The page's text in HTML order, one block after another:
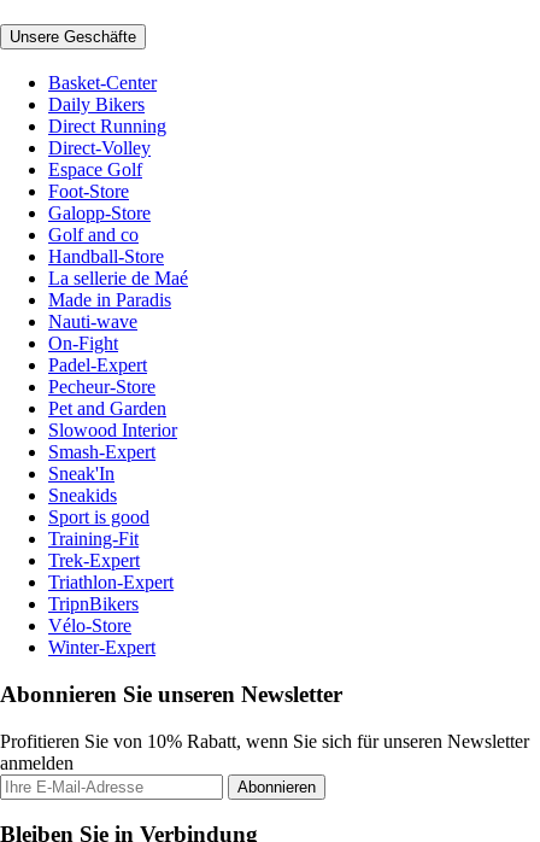
Unsere Geschäfte
Basket-Center
Daily Bikers
Direct Running
Direct-Volley
Espace Golf
Foot-Store
Galopp-Store
Golf and co
Handball-Store
La sellerie de Maé
Made in Paradis
Nauti-wave
On-Fight
Padel-Expert
Pecheur-Store
Pet and Garden
Slowood Interior
Smash-Expert
Sneak'In
Sneakids
Sport is good
Training-Fit
Trek-Expert
Triathlon-Expert
TripnBikers
Vélo-Store
Winter-Expert
Abonnieren Sie unseren Newsletter
Profitieren Sie von 10% Rabatt, wenn Sie sich für unseren Newsletter
anmelden
Abonnieren
Bleiben Sie in Verbindung